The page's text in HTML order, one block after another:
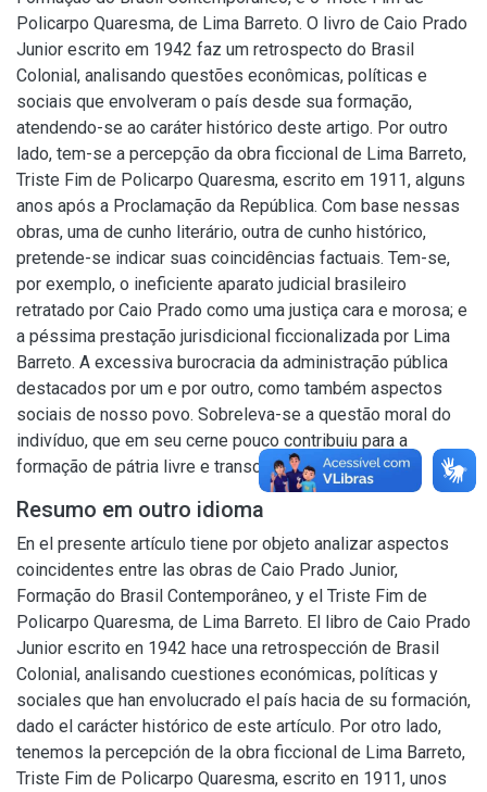
Policarpo Quaresma, de Lima Barreto. O livro de Caio Prado
Junior escrito em 1942 faz um retrospecto do Brasil
Colonial, analisando questões econômicas, políticas e
sociais que envolveram o país desde sua formação,
atendendo-se ao caráter histórico deste artigo. Por outro
lado, tem-se a percepção da obra ficcional de Lima Barreto,
Triste Fim de Policarpo Quaresma, escrito em 1911, alguns
anos após a Proclamação da República. Com base nessas
obras, uma de cunho literário, outra de cunho histórico,
pretende-se indicar suas coincidências factuais. Tem-se,
por exemplo, o ineficiente aparato judicial brasileiro
retratado por Caio Prado como uma justiça cara e morosa; e
a péssima prestação jurisdicional ficcionalizada por Lima
Barreto. A excessiva burocracia da administração pública
destacados por um e por outro, como também aspectos
sociais de nosso povo. Sobreleva-se a questão moral do
indivíduo, que em seu cerne pouco contribuiu para a
formação de pátria livre e transcende-se no tempo.
Resumo em outro idioma
En el presente artículo tiene por objeto analizar aspectos
coincidentes entre las obras de Caio Prado Junior,
Formação do Brasil Contemporâneo, y el Triste Fim de
Policarpo Quaresma, de Lima Barreto. El libro de Caio Prado
Junior escrito en 1942 hace una retrospección de Brasil
Colonial, analisando cuestiones económicas, políticas y
sociales que han envolucrado el país hacia de su formación,
dado el carácter histórico de este artículo. Por otro lado,
tenemos la percepción de la obra ficcional de Lima Barreto,
Triste Fim de Policarpo Quaresma, escrito en 1911, unos